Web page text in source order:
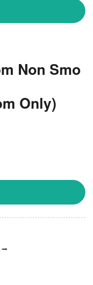
Non Smo
Only)
⭢
閉